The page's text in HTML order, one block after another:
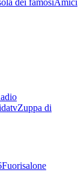
dei famosiAmici
Zuppa di
Fuorisalone